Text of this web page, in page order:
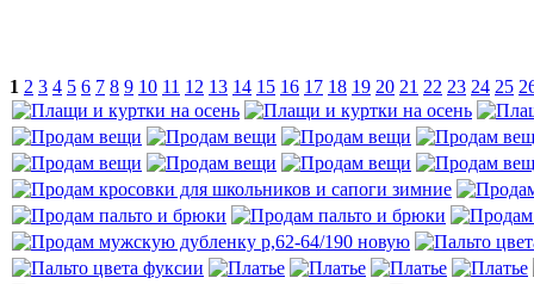
1 2 3 4 5 6 7 8 9 10 11 12 13 14 15 16 17 18 19 20 21 22 23 24 25